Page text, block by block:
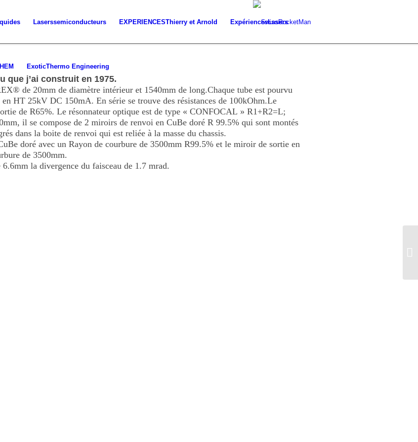
Laserssemiconducteurs EXPERIENCESThierry et Arnold ExpériencesLasers
ExoticThermo Engineering
que j’ai construit en 1975.
de 20mm de diamètre intérieur et 1540mm de long.Chaque tube est pourvu
en HT 25kV DC 150mA. En série se trouve des résistances de 100kOhm.Le
de R65%. Le résonnateur optique est de type « CONFOCAL » R1+R2=L;
il se compose de 2 miroirs de renvoi en CuBe doré R 99.5% qui sont montés
dans la boite de renvoi qui est reliée à la masse du chassis.
doré avec un Rayon de courbure de 3500mm R99.5% et le miroir de sortie en
de 3500mm.
la divergence du faisceau de 1.7 mrad.